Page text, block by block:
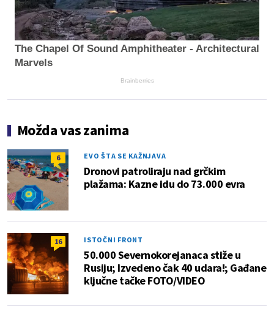
The Chapel Of Sound Amphitheater - Architectural
Marvels
Brainberries
Možda vas zanima
6 EVO ŠTA SE KAŽNJAVA
Dronovi patroliraju nad grčkim
plažama: Kazne idu do 73.000 evra
16 ISTOČNI FRONT
50.000 Severnokorejanaca stiže u
Rusiju; Izvedeno čak 40 udara!; Gađane
ključne tačke FOTO/VIDEO